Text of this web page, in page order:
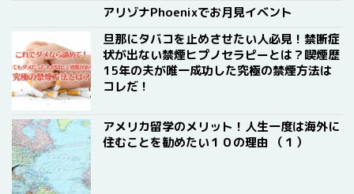
アリゾナPhoenixでお月見イベント
旦那にタバコを止めさせたい人必見！禁断症
状が出ない禁煙ヒプノセラピーとは？喫煙歴
15年の夫が唯一成功した究極の禁煙方法は
コレだ！
アメリカ留学のメリット！人生一度は海外に
住むことを勧めたい１０の理由 （１）